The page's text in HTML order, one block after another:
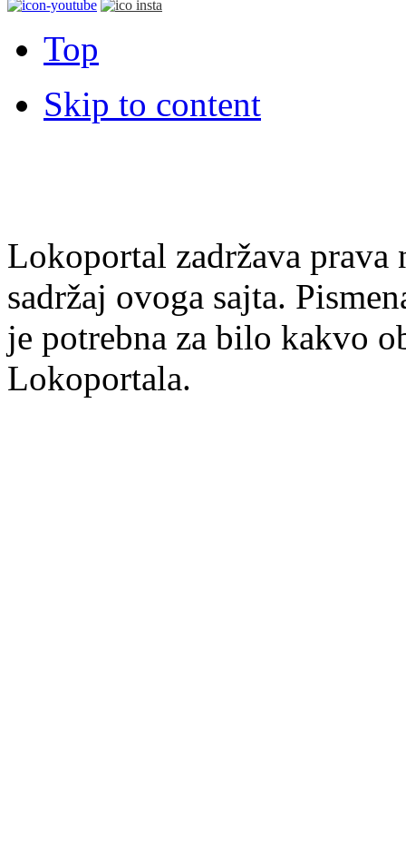
Top
Skip to content
Lokoportal zadržava
sadržaj ovoga sajta.
je potrebna za bilo kakvo
Lokoportala.